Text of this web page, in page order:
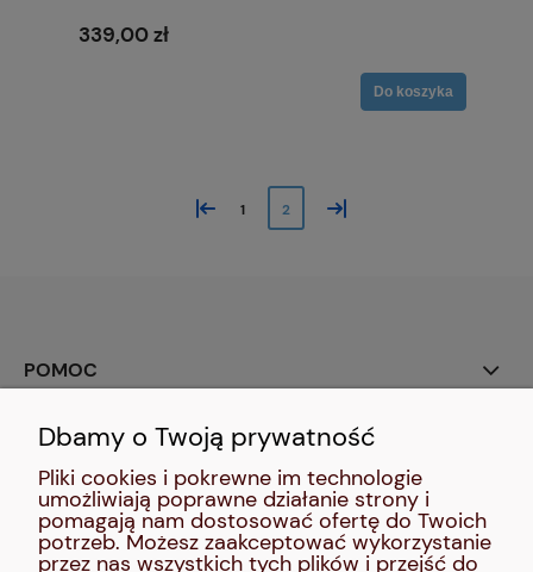
339,00 zł
Do koszyka
« 1 2 »
POMOC
SOCIAL MEDIA:
MOJE KONTO
INFORMACJE
Dbamy o Twoją prywatność
Pliki cookies i pokrewne im technologie
umożliwiają poprawne działanie strony i
pomagają nam dostosować ofertę do Twoich
potrzeb. Możesz zaakceptować wykorzystanie
przez nas wszystkich tych plików i przejść do